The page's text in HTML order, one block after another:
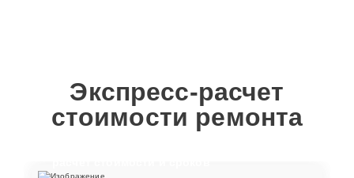
Экспресс-расчет
стоимости ремонта